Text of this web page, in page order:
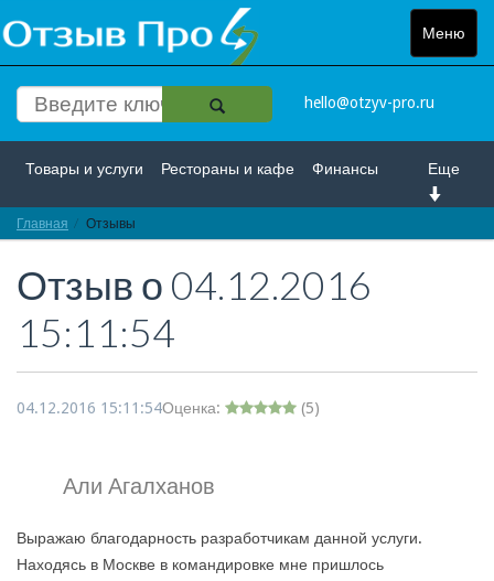
Меню
Toggle
hello@otzyv-pro.ru
Еще
Товары и услуги Рестораны и кафе Финансы
Красота и здоровье
Интернет Путешествие и отдых Транспорт
Недвижимость Работа
Главная Отзывы
Отзыв о 04.12.2016
15:11:54
04.12.2016 15:11:54Оценка: (5)
Али Агалханов
Выражаю благодарность разработчикам данной услуги.
Находясь в Москве в командировке мне пришлось